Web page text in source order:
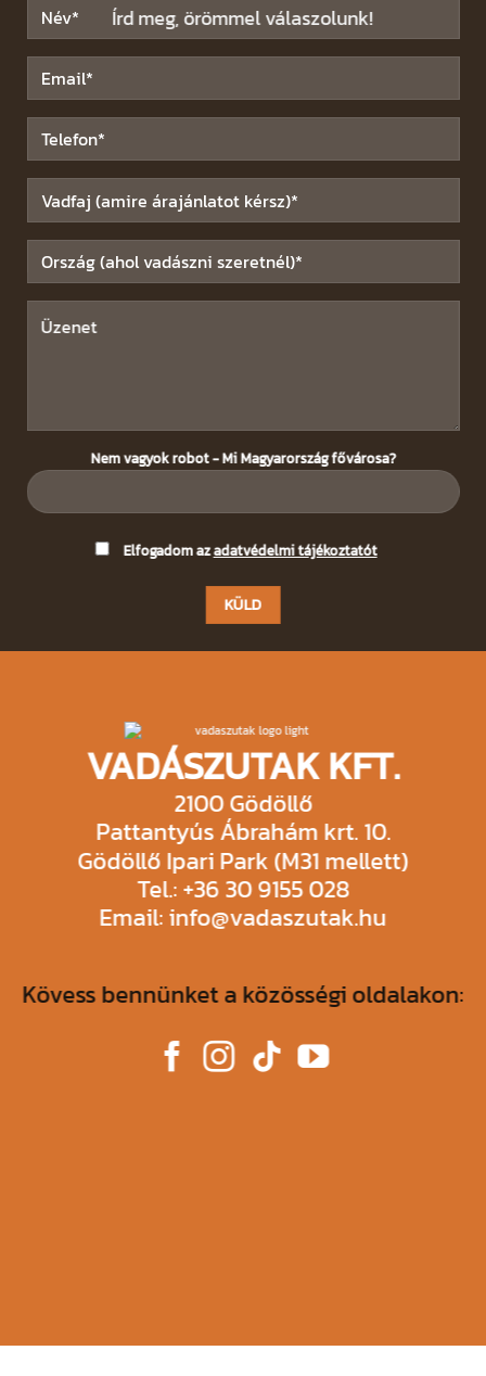
Írd meg, örömmel válaszolunk!
Nem vagyok robot - Mi Magyarország fővárosa?
Elfogadom azadatvédelmi tájékoztatót
VADÁSZUTAK KFT.
2100 Gödöllő
Pattantyús Ábrahám krt. 10.
Gödöllő Ipari Park (M31 mellett)
Tel.: +36 30 9155 028
Email: info@vadaszutak.hu
Kövess bennünket a közösségi oldalakon: